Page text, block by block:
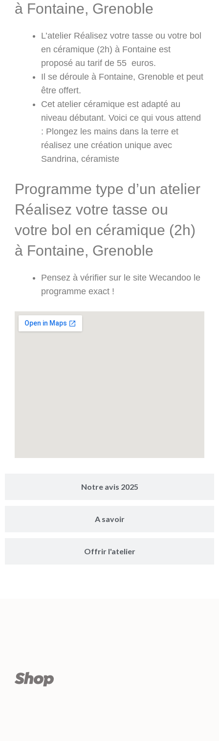
Notre avis 2025
A savoir
Offrir l'atelier
à Fontaine, Grenoble
L’atelier Réalisez votre tasse ou votre bol
en céramique (2h) à Fontaine est
proposé au tarif de 55 euros.
Il se déroule à Fontaine, Grenoble et peut
être offert.
Cet atelier céramique est adapté au
niveau débutant. Voici ce qui vous attend
: Plongez les mains dans la terre et
réalisez une création unique avec
Sandrina, céramiste
Programme type d’un atelier
Réalisez votre tasse ou
votre bol en céramique (2h)
à Fontaine, Grenoble
Pensez à vérifier sur le site Wecandoo le
programme exact !